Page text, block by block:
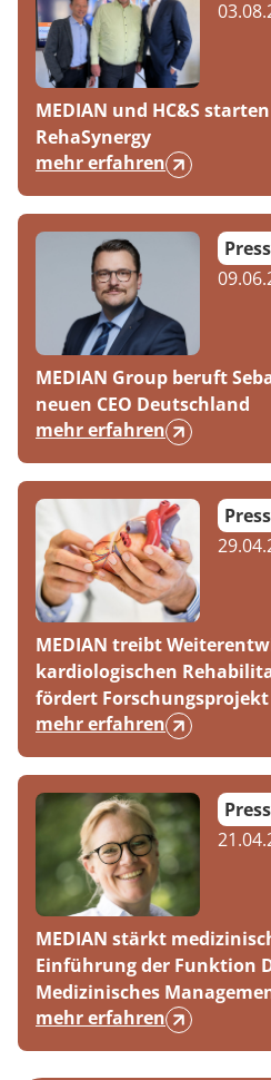
MEDIAN und HC&S
RehaSynergy
mehr erfahren
MEDIAN Group beruft
neuen CEO Deutschland
mehr erfahren
MEDIAN treibt
kardiologischen
fördert
mehr erfahren
MEDIAN stärkt
Einführung der Funktion
Medizinisches
mehr erfahren